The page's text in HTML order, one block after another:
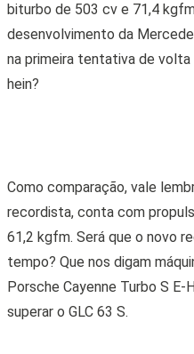
biturbo de 503 cv e 71,4
desenvolvimento da
na primeira tentativa de volta
hein?
Como comparação, vale
recordista, conta com
61,2 kgfm. Será que o novo
tempo? Que nos digam
Porsche Cayenne Turbo S
superar o GLC 63 S.